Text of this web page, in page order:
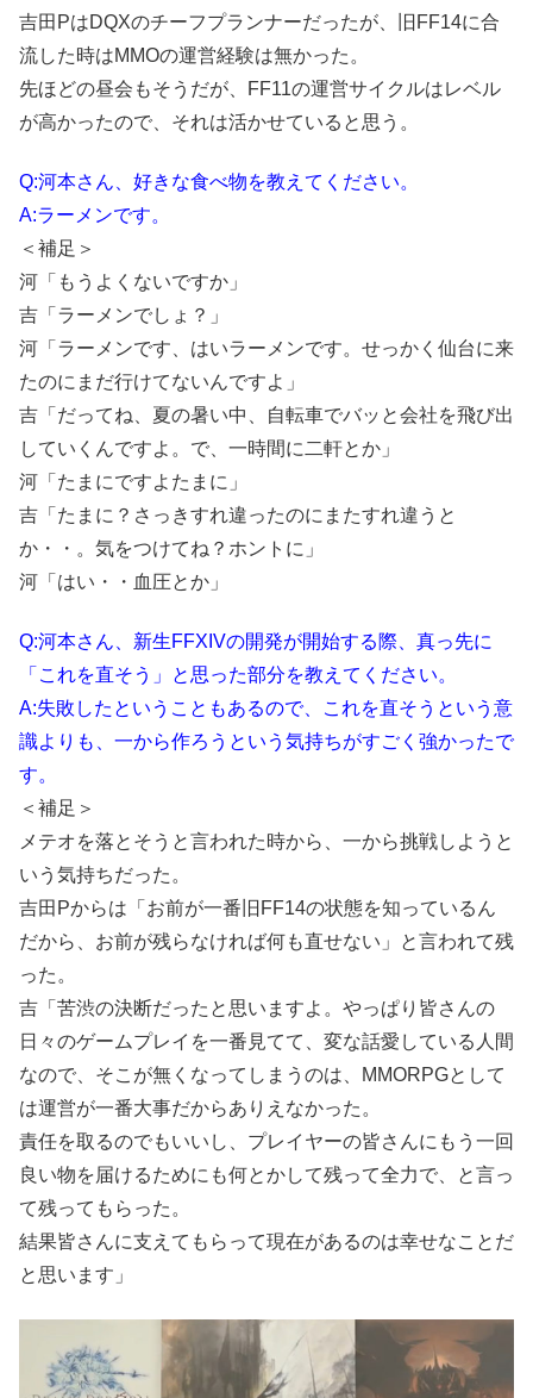
吉田PはDQXのチーフプランナーだったが、旧FF14に合
流した時はMMOの運営経験は無かった。
先ほどの昼会もそうだが、FF11の運営サイクルはレベル
が高かったので、それは活かせていると思う。
Q:河本さん、好きな食べ物を教えてください。
A:ラーメンです。
＜補足＞
河「もうよくないですか」
吉「ラーメンでしょ？」
河「ラーメンです、はいラーメンです。せっかく仙台に来
たのにまだ行けてないんですよ」
吉「だってね、夏の暑い中、自転車でバッと会社を飛び出
していくんですよ。で、一時間に二軒とか」
河「たまにですよたまに」
吉「たまに？さっきすれ違ったのにまたすれ違うと
か・・。気をつけてね？ホントに」
河「はい・・血圧とか」
Q:河本さん、新生FFXIVの開発が開始する際、真っ先に
「これを直そう」と思った部分を教えてください。
A:失敗したということもあるので、これを直そうという意
識よりも、一から作ろうという気持ちがすごく強かったで
す。
＜補足＞
メテオを落とそうと言われた時から、一から挑戦しようと
いう気持ちだった。
吉田Pからは「お前が一番旧FF14の状態を知っているん
だから、お前が残らなければ何も直せない」と言われて残
った。
吉「苦渋の決断だったと思いますよ。やっぱり皆さんの
日々のゲームプレイを一番見てて、変な話愛している人間
なので、そこが無くなってしまうのは、MMORPGとして
は運営が一番大事だからありえなかった。
責任を取るのでもいいし、プレイヤーの皆さんにもう一回
良い物を届けるためにも何とかして残って全力で、と言っ
て残ってもらった。
結果皆さんに支えてもらって現在があるのは幸せなことだ
と思います」